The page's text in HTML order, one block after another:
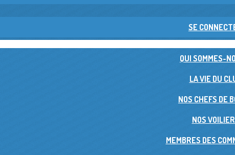
SE
QUI SOMMES-
LA VIE DU
NOS CHEFS DE
NOS
MEMBRES DES